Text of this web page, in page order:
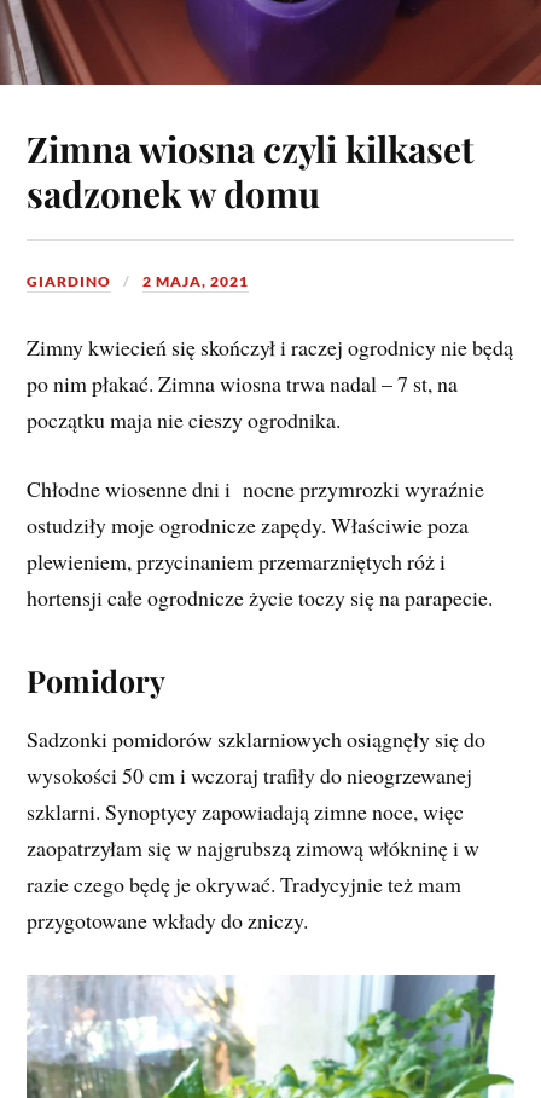
Zimna wiosna czyli kilkaset
sadzonek w domu
GIARDINO 2 MAJA, 2021
Zimny kwiecień się skończył i raczej ogrodnicy nie będą
po nim płakać. Zimna wiosna trwa nadal – 7 st, na
początku maja nie cieszy ogrodnika.
Chłodne wiosenne dni i nocne przymrozki wyraźnie
ostudziły moje ogrodnicze zapędy. Właściwie poza
plewieniem, przycinaniem przemarzniętych róż i
hortensji całe ogrodnicze życie toczy się na parapecie.
Pomidory
Sadzonki pomidorów szklarniowych osiągnęły się do
wysokości 50 cm i wczoraj trafiły do nieogrzewanej
szklarni. Synoptycy zapowiadają zimne noce, więc
zaopatrzyłam się w najgrubszą zimową włókninę i w
razie czego będę je okrywać. Tradycyjnie też mam
przygotowane wkłady do zniczy.